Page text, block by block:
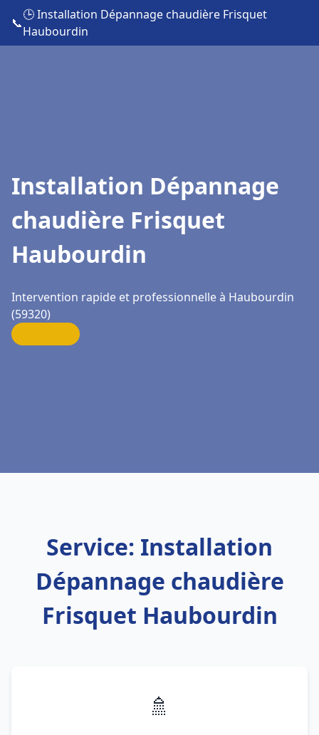
📞
🕒 Installation Dépannage chaudière Frisquet
Haubourdin
Installation Dépannage
chaudière Frisquet
Haubourdin
Intervention rapide et professionnelle à Haubourdin
(59320)
Service: Installation
Dépannage chaudière
Frisquet Haubourdin
🚿